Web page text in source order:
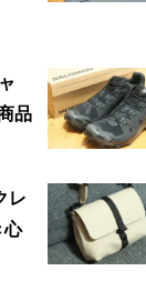
品
レ
心